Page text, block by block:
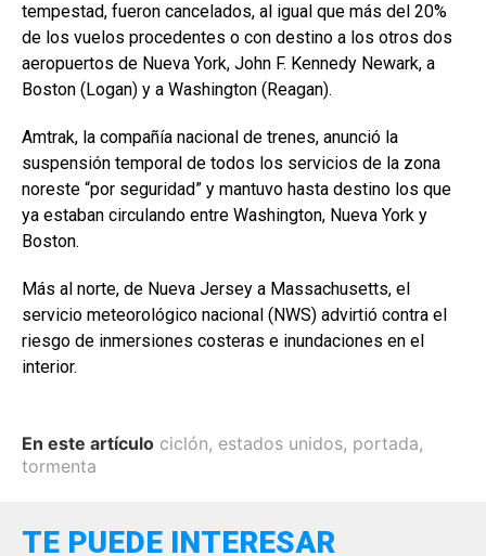
tempestad, fueron cancelados, al igual que más del 20%
de los vuelos procedentes o con destino a los otros dos
aeropuertos de Nueva York, John F. Kennedy Newark, a
Boston (Logan) y a Washington (Reagan).
Amtrak, la compañía nacional de trenes, anunció la
suspensión temporal de todos los servicios de la zona
noreste “por seguridad” y mantuvo hasta destino los que
ya estaban circulando entre Washington, Nueva York y
Boston.
Más al norte, de Nueva Jersey a Massachusetts, el
servicio meteorológico nacional (NWS) advirtió contra el
riesgo de inmersiones costeras e inundaciones en el
interior.
En este artículo ciclón, estados unidos, portada,
tormenta
TE PUEDE INTERESAR